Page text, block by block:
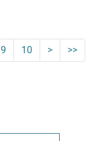
9 10 > >>